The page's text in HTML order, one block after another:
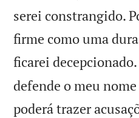
serei constrangido.
firme como uma
ficarei decepcionado.
defende o meu
poderá trazer